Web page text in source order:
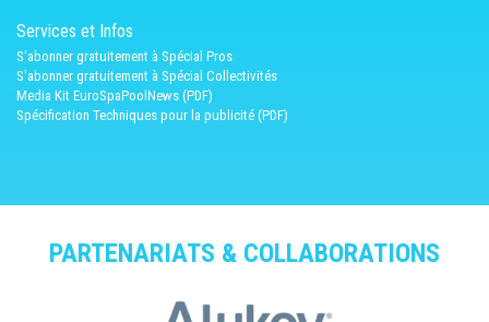
Services et Infos
S'abonner gratuitement à Spécial Pros
S'abonner gratuitement à Spécial Collectivités
Media Kit EuroSpaPoolNews (PDF)
Spécification Techniques pour la publicité (PDF)
PARTENARIATS & COLLABORATIONS